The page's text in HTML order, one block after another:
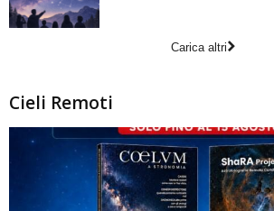
Carica altri
Cieli Remoti